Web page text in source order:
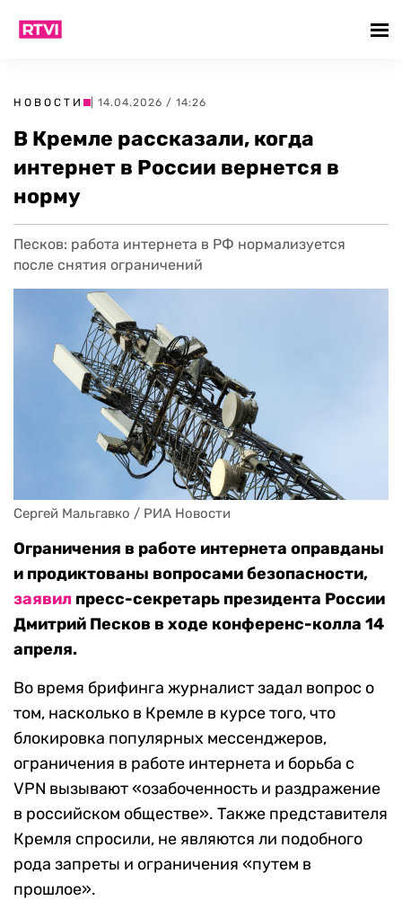
НОВОСТИ | 14.04.2026 / 14:26
В Кремле рассказали, когда
интернет в России вернется в
норму
Песков: работа интернета в РФ нормализуется
после снятия ограничений
Сергей Мальгавко / РИА Новости
Ограничения в работе интернета оправданы
и продиктованы вопросами безопасности,
заявил пресс-секретарь президента России
Дмитрий Песков в ходе конференс-колла 14
апреля.
Во время брифинга журналист задал вопрос о
том, насколько в Кремле в курсе того, что
блокировка популярных мессенджеров,
ограничения в работе интернета и борьба с
VPN вызывают «озабоченность и раздражение
в российском обществе». Также представителя
Кремля спросили, не являются ли подобного
рода запреты и ограничения «путем в
прошлое».